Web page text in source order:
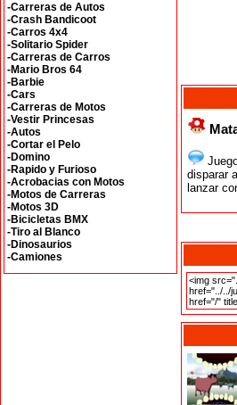
-Carreras de Autos
-Crash Bandicoot
-Carros 4x4
-Solitario Spider
-Carreras de Carros
-Mario Bros 64
-Barbie
-Cars
-Carreras de Motos
-Vestir Princesas
-Autos
-Cortar el Pelo
-Domino
-Rapido y Furioso
-Acrobacias con Motos
-Motos de Carreras
-Motos 3D
-Bicicletas BMX
-Tiro al Blanco
-Dinosaurios
-Camiones
disparar
lanzar